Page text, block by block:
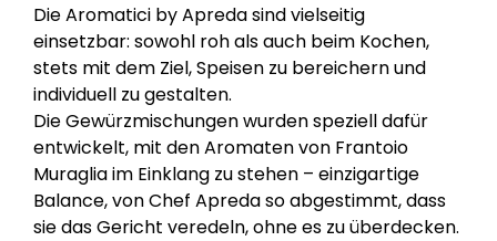
Die Aromatici by Apreda sind vielseitig
einsetzbar: sowohl roh als auch beim Kochen,
stets mit dem Ziel, Speisen zu bereichern und
individuell zu gestalten.
Die Gewürzmischungen wurden speziell dafür
entwickelt, mit den Aromaten von Frantoio
Muraglia im Einklang zu stehen – einzigartige
Balance, von Chef Apreda so abgestimmt, dass
sie das Gericht veredeln, ohne es zu überdecken.